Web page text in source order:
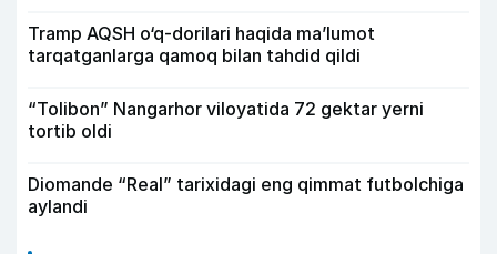
Tramp AQSH o‘q-dorilari haqida ma’lumot
tarqatganlarga qamoq bilan tahdid qildi
“Tolibon” Nangarhor viloyatida 72 gektar yerni
tortib oldi
Diomande “Real” tarixidagi eng qimmat futbolchiga
aylandi